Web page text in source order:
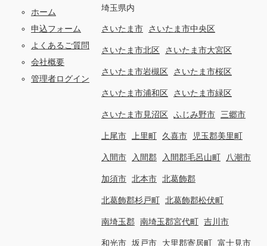
ホーム
申込フォーム
よくあるご質問
会社概要
管理者ログイン
埼玉県内
さいたま市 さいたま市中央区
さいたま市北区 さいたま市大宮区
さいたま市岩槻区 さいたま市桜区
さいたま市浦和区 さいたま市緑区
さいたま市見沼区 ふじみ野市 三郷市
上尾市 上里町 久喜市 児玉郡美里町
入間市 入間郡 入間郡毛呂山町 八潮市
加須市 北本市 北葛飾郡
北葛飾郡杉戸町 北葛飾郡松伏町
南埼玉郡 南埼玉郡宮代町 吉川市
和光市 坂戸市 大里郡寄居町 富士見市